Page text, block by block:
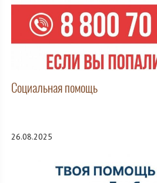
Социальная помощь
26.08.2025